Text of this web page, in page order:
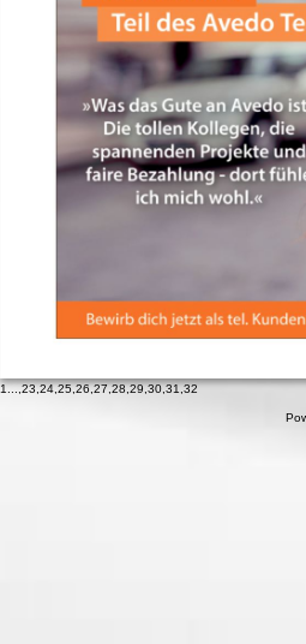
1...,23,24,25,26,27,28,29,30,31,32